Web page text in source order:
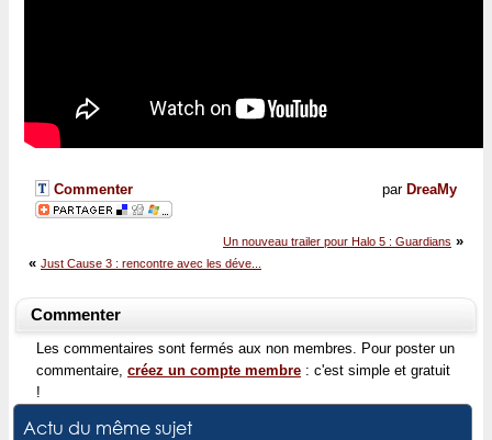
par DreaMy
Commenter
Un nouveau trailer pour Halo 5 : Guardians »
« Just Cause 3 : rencontre avec les déve...
Commenter
Les commentaires sont fermés aux non membres. Pour poster un
commentaire, créez un compte membre : c'est simple et gratuit
!
Actu du même sujet